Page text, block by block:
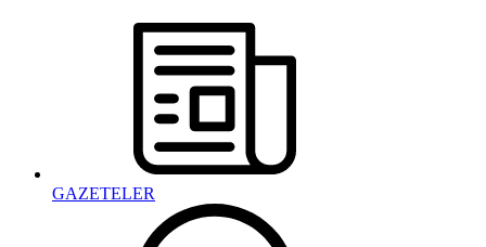
GAZETELER